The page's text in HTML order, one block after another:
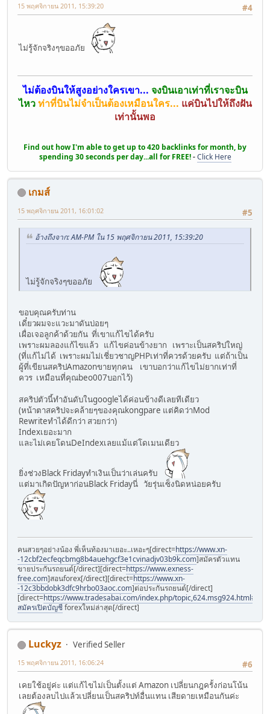
#4
15 พฤศจิกายน 2011, 15:39:20
ไม่รู้จักจริงๆขออภัย
ไม่ต้องบินให้สูงอย่างใครเขา... จงบินเอาเท่าที่เราจะบิน
ไหว ท่าที่บินไม่จำเป็นต้องเหมือนใคร... แค่บินไปให้ถึงฝัน
เท่านั้นพอ
Find out how I'm able to get up to 420 backlinks for month, by
spending 30 seconds per day...all for FREE!-Click Here
เกมส์
#5
15 พฤศจิกายน 2011, 16:01:02
อ้างถึงจาก: AM-PM ใน 15 พฤศจิกายน 2011, 15:39:20
ไม่รู้จักจริงๆขออภัย
ขอบคุณครับท่าน
เดี๋ยวผมจะแวะมาดันบ่อยๆ
เผื่อเจอลูกค้าด้วยกัน ที่เขาแก้ไขได้ครับ
เพราะผมลองแก้ไขแล้ว แก้ไขค่อนข้างยาก เพราะเป็นสคริปใหญ่
(ที่แก้ไม่ได้ เพราะผมไม่เชี่ยวชาญPHPเท่าที่ควรด้วยครับ แต่ถ้าเป็น
ผู้ที่เขียนสคริปAmazonขายทุกคน เขาบอกว่าแก้ไขไม่ยากเท่าที่
ควร เหมือนที่คุณbeo007บอกไว้)
สคริปตัวนี้ทำอันดับในgoogleได้ค่อนข้างดีเลยทีเดียว
(หน้าตาสคริปจะคล้ายๆของคุณkongpare แต่คิดว่าMod
Rewriteทำได้ดีกว่า สวยกว่า)
Indexเยอะมาก
และไม่เคยโดนDeIndexเลยแม้แต่โดเมนเดียว
ยิ่งช่วงBlack Fridayทำเงินเป็นว่าเล่นครับ
แต่มาเกิดปัญหาก่อนBlack Fridayนี่ วัยรุ่นเซ็งนิดหน่อยครับ
คนสวยๆอย่างน้อง พี่เห็นท้องมาเยอะ..เหอะๆ[direct=https://www.xn-
-12cbf2ecfeqcbmg8b4auehgcf3e1cvinadjv03b9k.com]สมัครตัวแทน
ขายประกันรถยนต์[/direct][direct=https://www.exness-
free.com]สอนforex[/direct][direct=https://www.xn-
-12c3bbdobk3dfc9hrbo03aoc.com]ต่อประกันรถยนต์[/direct]
[direct=https://www.tradesabai.com/index.php/
สมัครเปิดบัญชีforexใหม่ล่าสุด[/direct]
Luckyz
Verified Seller
#6
15 พฤศจิกายน 2011, 16:06:24
เคยใช้อยู่ค่ะ แต่แก้ไขไม่เป็นตั้งแต่ Amazon เปลี่ยนกฎครั้งก่อนโน้น
เลยต้องลบไปแล้วเปลี่ยนเป็นสคริปท์อื่นแทน เสียดายเหมือนกันค่ะ